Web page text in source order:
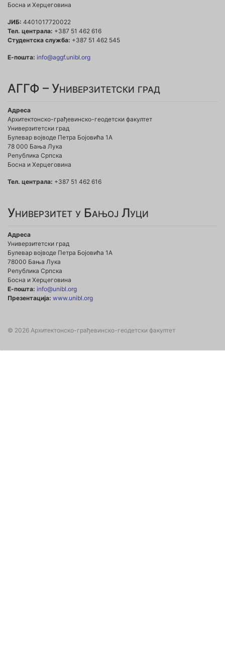
Босна и Херцеговина
ЈИБ: 4401017720022
Тел. централа: +387 51 462 616
Студентска служба: +387 51 462 545
Е-пошта: info@aggf.unibl.org
АГГФ – Универзитетски град
Адреса
Архитектонско-грађевинско-геодетски факултет
Универзитетски град
Булевар војводе Петра Бојовића 1A
78 000 Бања Лука
Република Српска
Босна и Херцеговина
Тел. централа: +387 51 462 616
Универзитет у Бањој Луци
Адреса
Универзитетски град
Булевар војводе Петра Бојовића 1А
78000 Бања Лука
Република Српска
Босна и Херцеговина
Е-пошта: info@unibl.org
Презентација: www.unibl.org
© 2026 Архитектонско-грађевинско-геодетски факултет